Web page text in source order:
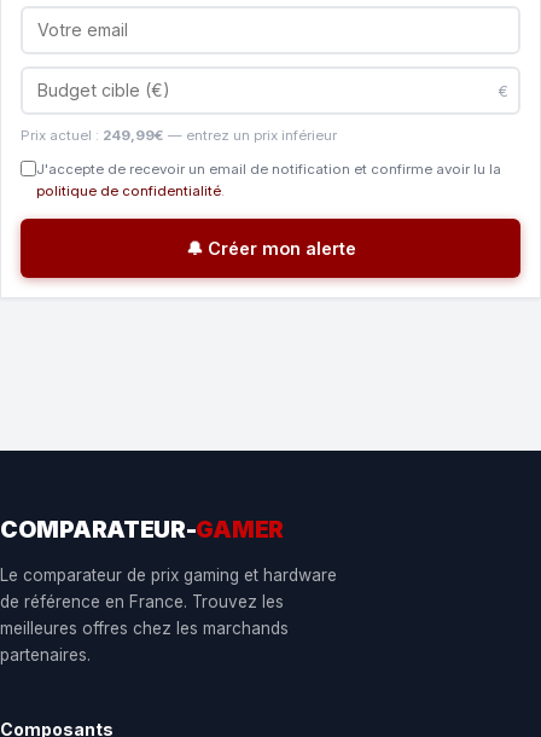
€
Prix actuel : 249,99€ — entrez un prix inférieur
J'accepte de recevoir un email de notification et confirme avoir lu la
politique de confidentialité.
🔔 Créer mon alerte
COMPARATEUR-GAMER
Le comparateur de prix gaming et hardware
de référence en France. Trouvez les
meilleures offres chez les marchands
partenaires.
Composants